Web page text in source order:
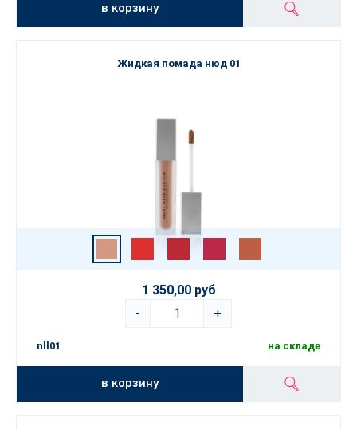
в корзину
Жидкая помада нюд 01
1 350,00 руб
-
+
nll01 на складе
в корзину